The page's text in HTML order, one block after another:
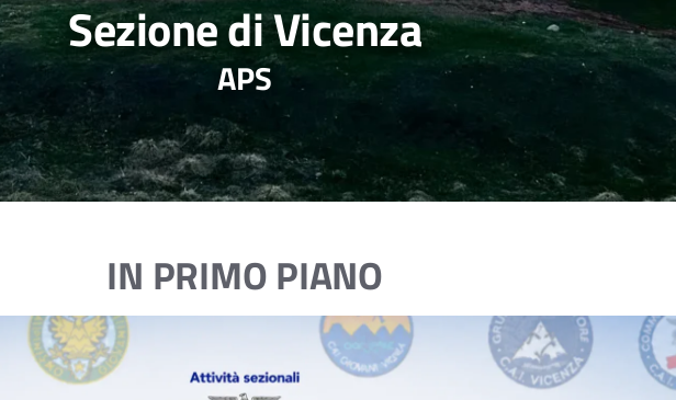
Sezione di Vicenza
APS
IN PRIMO PIANO